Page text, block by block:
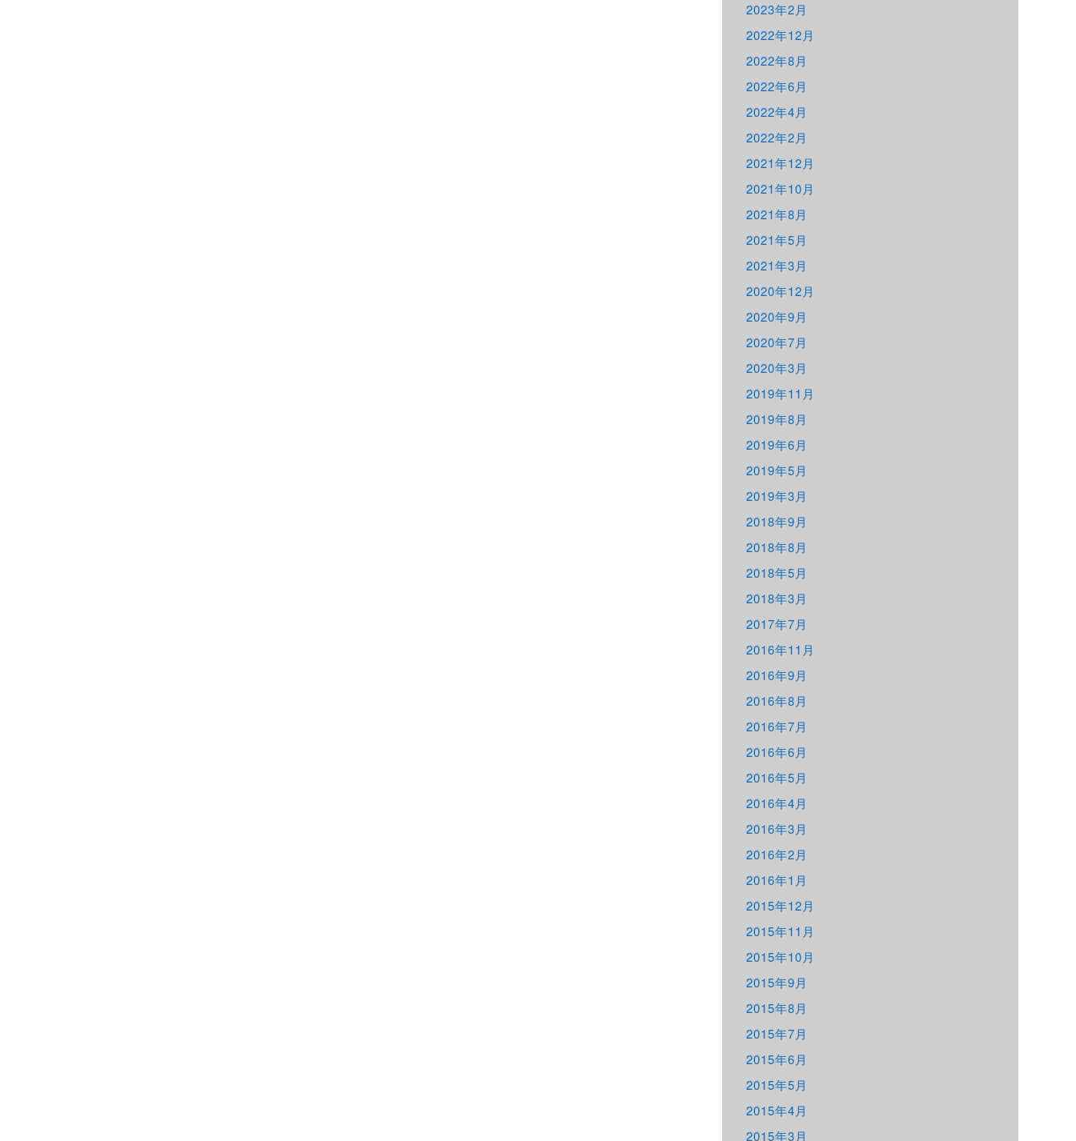
2023年2月
2022年12月
2022年8月
2022年6月
2022年4月
2022年2月
2021年12月
2021年10月
2021年8月
2021年5月
2021年3月
2020年12月
2020年9月
2020年7月
2020年3月
2019年11月
2019年8月
2019年6月
2019年5月
2019年3月
2018年9月
2018年8月
2018年5月
2018年3月
2017年7月
2016年11月
2016年9月
2016年8月
2016年7月
2016年6月
2016年5月
2016年4月
2016年3月
2016年2月
2016年1月
2015年12月
2015年11月
2015年10月
2015年9月
2015年8月
2015年7月
2015年6月
2015年5月
2015年4月
2015年3月